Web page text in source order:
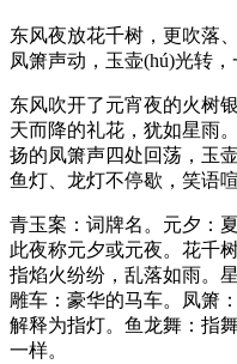
东风夜放花千树，更吹落
凤箫声动，玉壶(hú)光转，
东风吹开了元宵夜的火树
天而降的礼花，犹如星雨
扬的凤箫声四处回荡，玉
鱼灯、龙灯不停歇，笑语喧
青玉案：词牌名。元夕：
此夜称元夕或元夜。花千
指焰火纷纷，乱落如雨。
雕车：豪华的马车。凤箫
解释为指灯。鱼龙舞：指
一样。